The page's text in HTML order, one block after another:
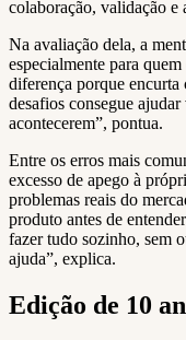
colaboração, validação e
Na avaliação dela, a
especialmente para
diferença porque
desafios consegue
acontecerem”, pontua.
Entre os erros mais
excesso de apego à
problemas reais do
produto antes de
fazer tudo sozinho, sem
ajuda”, explica.
Edição de 10